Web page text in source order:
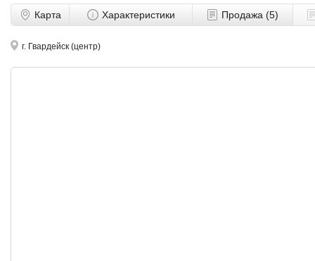
Карта Характеристики Продажа (5)
г. Гвардейск (центр)